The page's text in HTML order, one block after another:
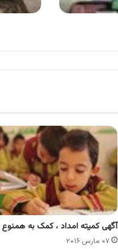
آگهی کمیته امداد ، کمک به همنوع
۰۷ مارس ۲۰۱۶